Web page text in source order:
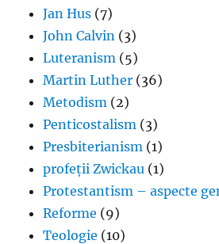
Jan Hus (7)
John Calvin (3)
Luteranism (5)
Martin Luther (36)
Metodism (2)
Penticostalism (3)
Presbiterianism (1)
profeții Zwickau (1)
Protestantism – aspecte
Reforme (9)
Teologie (10)